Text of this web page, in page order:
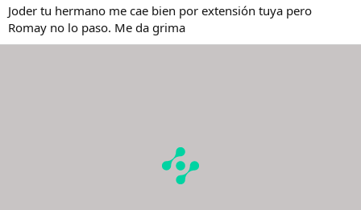
Joder tu hermano me cae bien por extensión tuya pero
Romay no lo paso. Me da grima